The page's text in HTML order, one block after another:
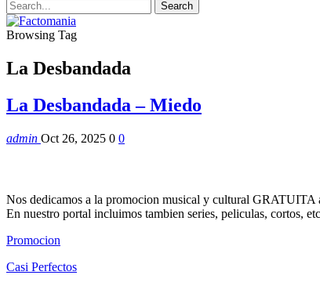
Browsing Tag
La Desbandada
La Desbandada – Miedo
admin Oct 26, 2025 0 0
Nos dedicamos a la promocion musical y cultural GRATUITA
En nuestro portal incluimos tambien series, peliculas, cortos,
Promocion
Casi Perfectos